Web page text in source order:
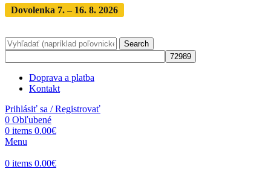
Dovolenka 7. – 16. 8. 2026
Search
Doprava a platba
Kontakt
Prihlásiť sa / Registrovať
0 Obľubené
0 items 0.00€
Menu
0 items 0.00€